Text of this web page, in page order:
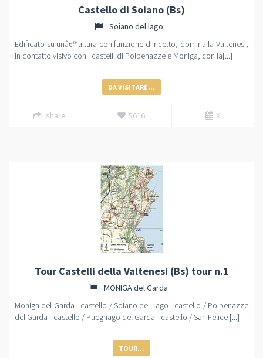
Castello di Soiano (Bs)
Soiano del lago
Edificato su unâ€™altura con funzione di ricetto, domina la Valtenesi,
in contatto visivo con i castelli di Polpenazze e Moniga, con la[...]
DA VISITARE...
share 5616 X
Tour Castelli della Valtenesi (Bs) tour n.1
MONIGA del Garda
Moniga del Garda - castello / Soiano del Lago - castello / Polpenazze
del Garda - castello / Puegnago del Garda - castello / San Felice [...]
TOUR...